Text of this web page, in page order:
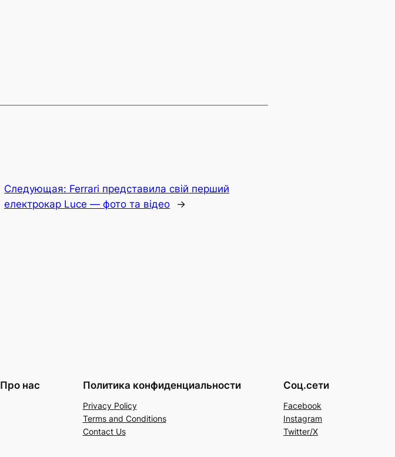
Следующая: Ferrari представила свій перший
електрокар Luce — фото та відео
→
Про нас Политика конфиденциальности
Privacy Policy
Terms and Conditions
Contact Us
Соц.сети
Facebook
Instagram
Twitter/X